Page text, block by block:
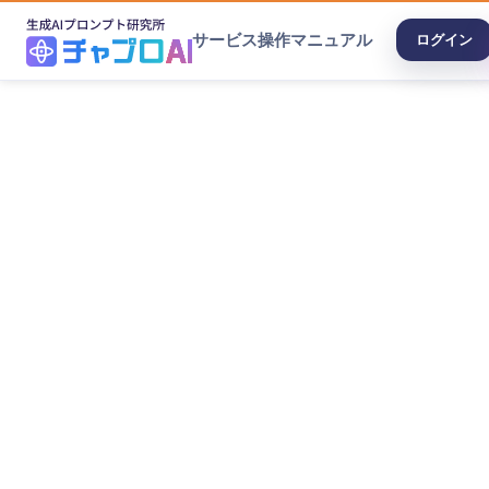
サービス操作マニュアル ログイン